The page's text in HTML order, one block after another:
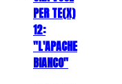
PER TE(X)
12:
"L'APACHE
BIANCO"